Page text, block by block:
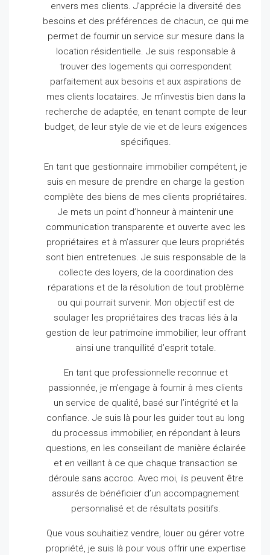
envers mes clients. J’apprécie la diversité des
besoins et des préférences de chacun, ce qui me
permet de fournir un service sur mesure dans la
location résidentielle. Je suis responsable à
trouver des logements qui correspondent
parfaitement aux besoins et aux aspirations de
mes clients locataires. Je m’investis bien dans la
recherche de adaptée, en tenant compte de leur
budget, de leur style de vie et de leurs exigences
spécifiques.
En tant que gestionnaire immobilier compétent, je
suis en mesure de prendre en charge la gestion
complète des biens de mes clients propriétaires.
Je mets un point d’honneur à maintenir une
communication transparente et ouverte avec les
propriétaires et à m’assurer que leurs propriétés
sont bien entretenues. Je suis responsable de la
collecte des loyers, de la coordination des
réparations et de la résolution de tout problème
ou qui pourrait survenir. Mon objectif est de
soulager les propriétaires des tracas liés à la
gestion de leur patrimoine immobilier, leur offrant
ainsi une tranquillité d’esprit totale.
En tant que professionnelle reconnue et
passionnée, je m’engage à fournir à mes clients
un service de qualité, basé sur l’intégrité et la
confiance.Je suis là pour les guider tout au long
du processus immobilier, en répondant à leurs
questions, en les conseillant de manière éclairée
et en veillant à ce que chaque transaction se
déroule sans accroc. Avec moi, ils peuvent être
assurés de bénéficier d’un accompagnement
personnalisé et de résultats positifs.
Que vous souhaitiez vendre, louer ou gérer votre
propriété, je suis là pour vous offrir une expertise